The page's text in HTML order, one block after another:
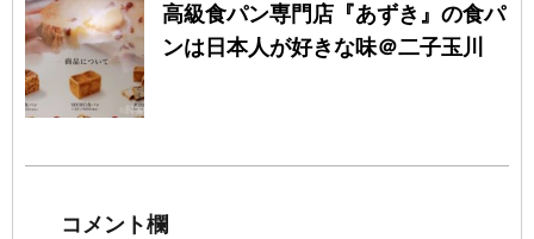
高級食パン専門店『あずき』の食パ
ンは日本人が好きな味＠二子玉川
コメント欄